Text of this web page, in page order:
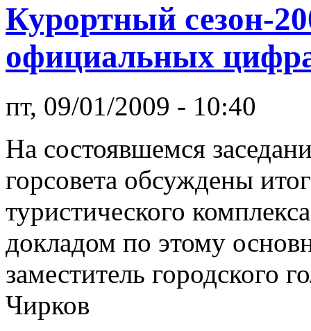
Курортный сезон-
официальных
пт, 09/01/2009 - 10:40
На состоявшемся
горсовета обсуждены
туристического
докладом по этому
заместитель городского
Чирков